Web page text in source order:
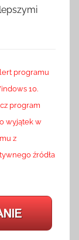
programu
10.
program
wyjątek w
z
źródła